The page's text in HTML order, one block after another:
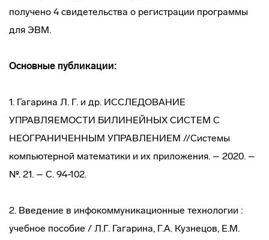
получено 4 свидетельства о регистрации программы
для ЭВМ.
Основные публикации:
1. Гагарина Л. Г. и др. ИССЛЕДОВАНИЕ
УПРАВЛЯЕМОСТИ БИЛИНЕЙНЫХ СИСТЕМ С
НЕОГРАНИЧЕННЫМ УПРАВЛЕНИЕМ //Системы
компьютерной математики и их приложения. – 2020. –
№. 21. – С. 94-102.
2. Введение в инфокоммуникационные технологии :
учебное пособие / Л.Г. Гагарина, Г.А. Кузнецов, Е.М.